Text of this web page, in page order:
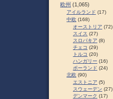
欧州 (1,065)
アイルランド (17)
中欧 (168)
オーストリア (72)
スイス (27)
スロパキア (8)
チェコ (29)
トルコ (20)
ハンガリー (16)
ポーランド (24)
北欧 (90)
エストニア (5)
スウェーデン (27)
デンマーク (17)